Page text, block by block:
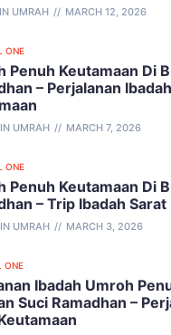
UMRAH MARCH 12, 2026
ONE
Penuh Keutamaan Di
– Perjalanan
UMRAH MARCH 7, 2026
ONE
Penuh Keutamaan Di
– Trip Ibadah
UMRAH MARCH 3, 2026
ONE
Ibadah Umroh
Suci Ramadhan –